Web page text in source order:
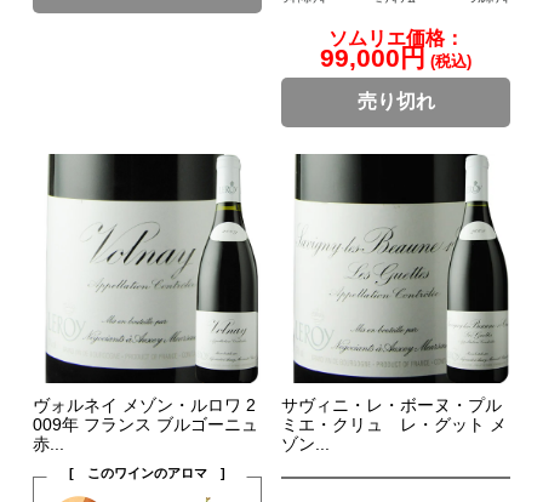
ソムリエ価格：
99,000円 (税込)
売り切れ
ヴォルネイ メゾン・ルロワ 2
009年 フランス ブルゴーニュ
赤...
[ このワインのアロマ ]
サヴィニ・レ・ボーヌ・プル
ミエ・クリュ レ・グット メ
ゾン...